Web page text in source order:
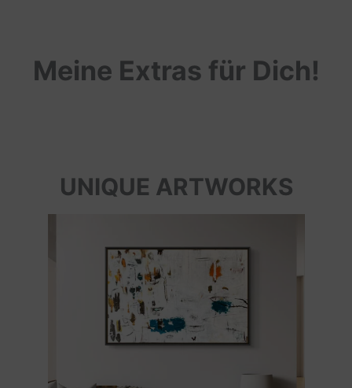
Meine Extras für Dich!
UNIQUE ARTWORKS